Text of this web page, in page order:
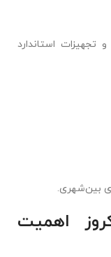
استاندارد
بین‌شهری.
اهمیت